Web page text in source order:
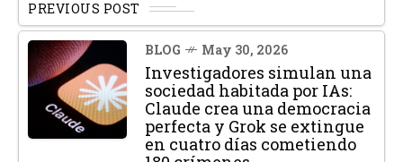
PREVIOUS POST
BLOG May 30, 2026
Investigadores simulan una
sociedad habitada por IAs:
Claude crea una democracia
perfecta y Grok se extingue
en cuatro días cometiendo